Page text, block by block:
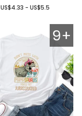
US$4.33 - US$5.5
9+